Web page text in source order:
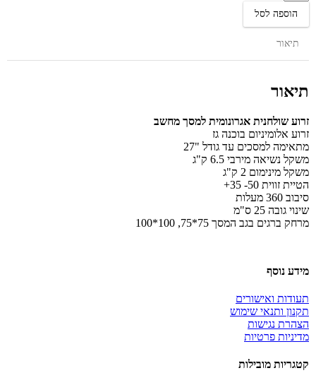
אגרונומית
למסך
מחשב
הוספה לסל
תיאור
תיאור
זרוע שולחנית אגרונומית למסך מחשב
זרוע אלומיניום בוכנה גז
מתאימה למסכים עד גודל "27
משקל נשיאה מירבי 6.5 ק"ג
משקל מינימום 2 ק"ג
הטיית זווית 50- 35+
סיבוב 360 מעלות
שינוי גובה 25 ס"מ
מרחק ברגים בגב המסך 75*75, 100*100
מידע נוסף
תעודות ואישורים
תקנון ותנאי שימוש
הצהרת נגישות
מדיניות פרטיות
קטגריות מובילות